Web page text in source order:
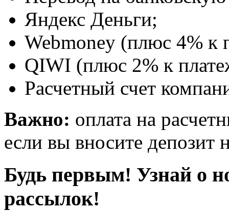
Яндекс Деньги;
Webmoney (плюс 4% к
QIWI (плюс 2% к
Расчетный счет
Важно: оплата на
если вы вносите депозит
Будь первым! Узнай о
рассылок!